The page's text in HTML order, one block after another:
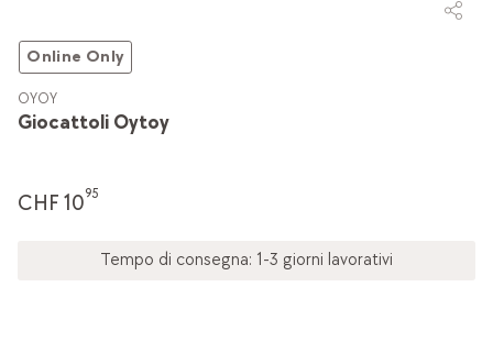
Online Only
Giocattoli Oytoy
OYOY
CHF 1095
Tempo di consegna: 1-3 giorni lavorativi